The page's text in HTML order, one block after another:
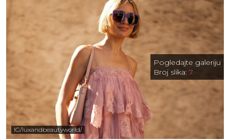
IG/luxandbeautyworld/
Pogledajte galeriju
Broj slika: 7